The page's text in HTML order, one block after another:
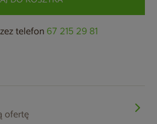
telefon 67 215 29 81
ofertę